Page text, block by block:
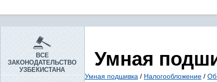
ВСЕ
ЗАКОНОДАТЕЛЬСТВО
УЗБЕКИСТАНА
Умная
Умная подшивка / Налогообложение /